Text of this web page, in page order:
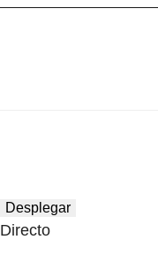
Desplegar
Directo